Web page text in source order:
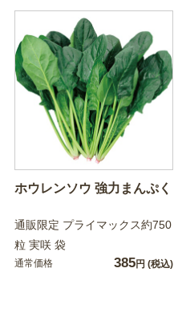
ホウレンソウ 強力まんぷく
通販限定 プライマックス約750
粒 実咲 袋
通常価格 385円 (税込)